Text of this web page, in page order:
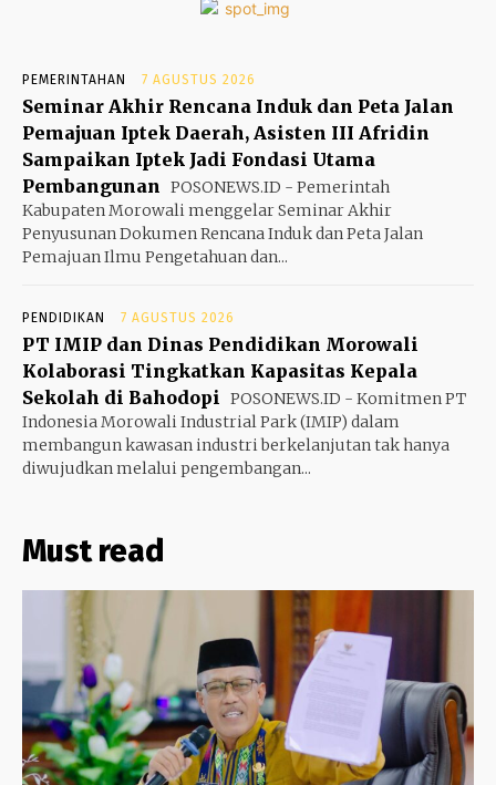
PEMERINTAHAN 7 AGUSTUS 2026
Seminar Akhir Rencana Induk dan Peta Jalan
Pemajuan Iptek Daerah, Asisten III Afridin
Sampaikan Iptek Jadi Fondasi Utama
Pembangunan POSONEWS.ID - Pemerintah
Kabupaten Morowali menggelar Seminar Akhir
Penyusunan Dokumen Rencana Induk dan Peta Jalan
Pemajuan Ilmu Pengetahuan dan...
PENDIDIKAN 7 AGUSTUS 2026
PT IMIP dan Dinas Pendidikan Morowali
Kolaborasi Tingkatkan Kapasitas Kepala
Sekolah di Bahodopi POSONEWS.ID - Komitmen PT
Indonesia Morowali Industrial Park (IMIP) dalam
membangun kawasan industri berkelanjutan tak hanya
diwujudkan melalui pengembangan...
Must read